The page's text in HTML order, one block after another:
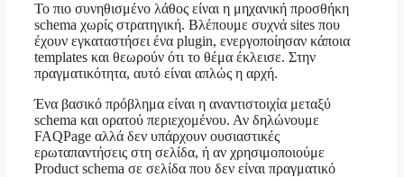
Το πιο συνηθισμένο λάθος είναι η μηχανική προσθήκη
schema χωρίς στρατηγική. Βλέπουμε συχνά sites που
έχουν εγκαταστήσει ένα plugin, ενεργοποίησαν κάποια
templates και θεωρούν ότι το θέμα έκλεισε. Στην
πραγματικότητα, αυτό είναι απλώς η αρχή.
Ένα βασικό πρόβλημα είναι η αναντιστοιχία μεταξύ
schema και ορατού περιεχομένου. Αν δηλώνουμε
FAQPage αλλά δεν υπάρχουν ουσιαστικές
ερωταπαντήσεις στη σελίδα, ή αν χρησιμοποιούμε
Product schema σε σελίδα που δεν είναι πραγματικό